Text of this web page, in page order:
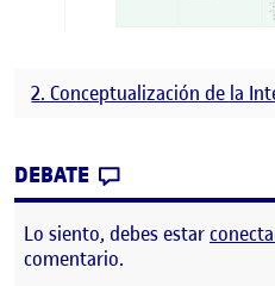
2. Conceptualización de la
DEBATE
Lo siento, debes estar
comentario.